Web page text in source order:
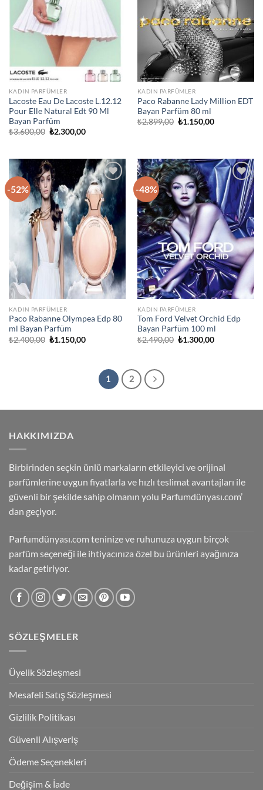
KADIN PARFÜMLER
Lacoste Eau De Lacoste L.12.12
Pour Elle Natural Edt 90 Ml
Bayan Parfüm
₺3.600,00 Orijinal
₺2.300,00Şu
KADIN PARFÜMLER
Paco Rabanne Lady Million EDT
Bayan Parfüm 80 ml
₺2.899,00 Orijinal
₺1.150,00Şu
-52%
İstek
Listeme
Ekle
KADIN PARFÜMLER
Paco Rabanne Olympea Edp 80
ml Bayan Parfüm
₺2.400,00 Orijinal
₺1.150,00Şu
-48%
İstek
Listeme
Ekle
KADIN PARFÜMLER
Tom Ford Velvet Orchid Edp
Bayan Parfüm 100 ml
₺2.490,00 Orijinal
₺1.300,00Şu
1 2
HAKKIMIZDA
Birbirinden seçkin ünlü markaların etkileyici ve orijinal
parfümlerine uygun fiyatlarla ve hızlı teslimat avantajları ile
güvenli bir şekilde sahip olmanın yolu Parfumdünyası.com’
dan geçiyor.
Parfumdünyası.com teninize ve ruhunuza uygun birçok
parfüm seçeneği ile ihtiyacınıza özel bu ürünleri ayağınıza
kadar getiriyor.
SÖZLEŞMELER
Üyelik Sözleşmesi
Mesafeli Satış Sözleşmesi
Gizlilik Politikası
Güvenli Alışveriş
Ödeme Seçenekleri
Değişim & İade